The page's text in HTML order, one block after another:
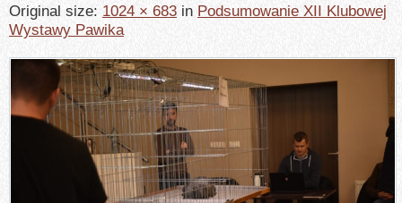
Original size: 1024 × 683 in Podsumowanie XII Klubowej
Wystawy Pawika